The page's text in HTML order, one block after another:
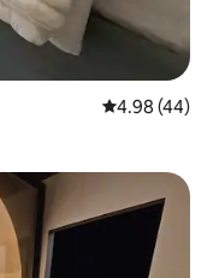
औसत रेटिंग 5 में
4.98 (44)